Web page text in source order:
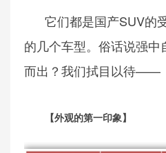
它们都是国产SUV的
的几个车型。俗话说强
而出？我们拭目以待——
【外观的第一印象】